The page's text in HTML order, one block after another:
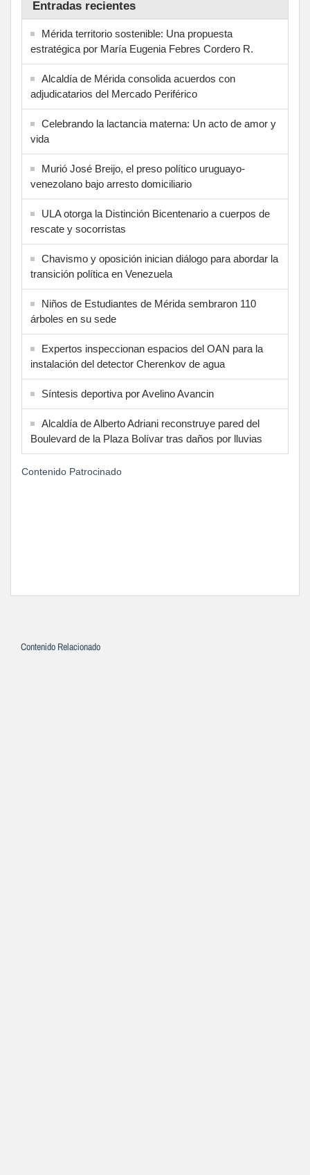
Entradas recientes
Mérida territorio sostenible: Una propuesta
estratégica por María Eugenia Febres Cordero R.
Alcaldía de Mérida consolida acuerdos con
adjudicatarios del Mercado Periférico
Celebrando la lactancia materna: Un acto de amor y
vida
Murió José Breijo, el preso político uruguayo-
venezolano bajo arresto domiciliario
ULA otorga la Distinción Bicentenario a cuerpos de
rescate y socorristas
Chavismo y oposición inician diálogo para abordar la
transición política en Venezuela
Niños de Estudiantes de Mérida sembraron 110
árboles en su sede
Expertos inspeccionan espacios del OAN para la
instalación del detector Cherenkov de agua
Síntesis deportiva por Avelino Avancin
Alcaldía de Alberto Adriani reconstruye pared del
Boulevard de la Plaza Bolívar tras daños por lluvias
Contenido Patrocinado
Contenido Relacionado